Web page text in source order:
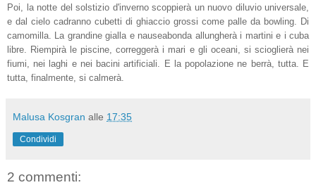
Poi, la notte del solstizio d'inverno scoppierà un nuovo diluvio universale,
e dal cielo cadranno cubetti di ghiaccio grossi come palle da bowling. Di
camomilla. La grandine gialla e nauseabonda allungherà i martini e i cuba
libre. Riempirà le piscine, correggerà i mari e gli oceani, si scioglierà nei
fiumi, nei laghi e nei bacini artificiali. E la popolazione ne berrà, tutta. E
tutta, finalmente, si calmerà.
Malusa Kosgran alle 17:35
Condividi
2 commenti: